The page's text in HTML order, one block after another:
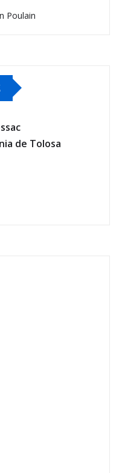
Poulain
de Tolosa